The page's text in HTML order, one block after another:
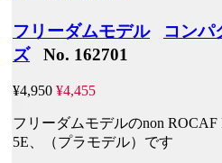
フリーダムモデル
コンパ
ズNo. 162701
¥4,950 ¥4,455
フリーダムモデルのnon ROCAF
5E、（プラモデル）です